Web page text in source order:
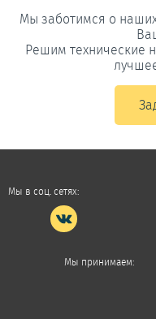
Мы заботимся о наших
Решим технические
Мы в соц. сетях:
Мы принимаем: